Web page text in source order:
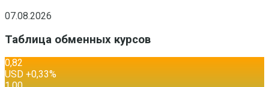
07.08.2026
Таблица обменных курсов
0,82
USD +0,33%